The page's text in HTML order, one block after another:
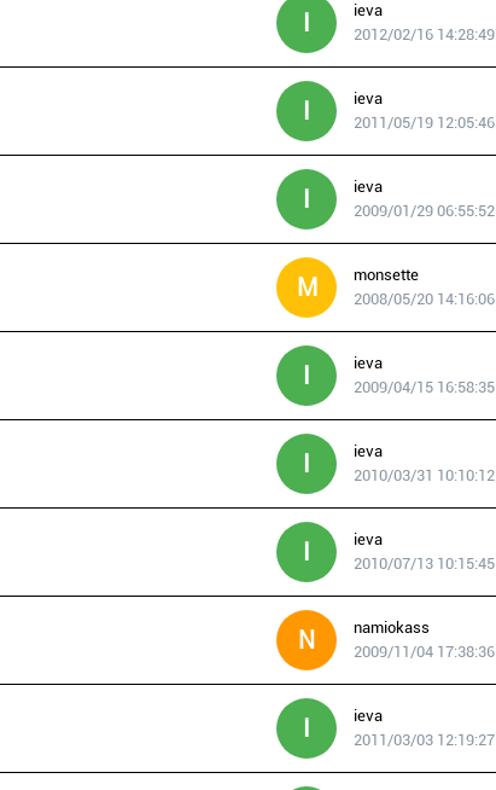
I
ieva
2012/02/16 14:28:49
I
ieva
2011/05/19 12:05:46
I
ieva
2009/01/29 06:55:52
M
monsette
2008/05/20 14:16:06
I
ieva
2009/04/15 16:58:35
I
ieva
2010/03/31 10:10:12
I
ieva
2010/07/13 10:15:45
N
namiokass
2009/11/04 17:38:36
I
ieva
2011/03/03 12:19:27